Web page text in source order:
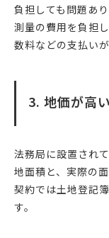
負担しても問題あ
測量の費用を負担
数料などの支払い
3. 地価が高
法務局に設置され
地面積と、実際の
契約では土地登記
す。